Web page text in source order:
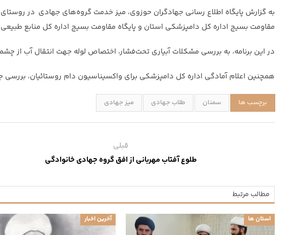
به گزارش پایگاه اطلاع رسانی جهادگران حوزوی، میز خدمت گروه‌های جهادی در
مقاومت بسیج اداره کل دامپزشکی استان و پایگاه مقاومت بسیج اداره کل منابع
در این برنامه، به بررسی مشکلات آبیاری تحت‌فشار، اختصاص لوله جهت انتقال آب از
همچنین اعلام آمادگی اداره کل دامپزشکی برای واکسیناسیون دام روستائیان،
برچسب ها سمنان طلاب جهادی میز جهادی
قبلی
طلوع آفتاب مهربانی از افق گروه جهادی خانوادگی
مطالب مرتبط
استان ها آخرین اخبار